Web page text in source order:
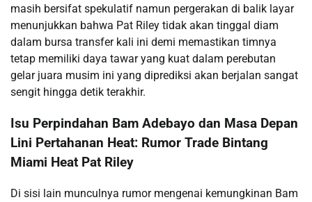
masih bersifat spekulatif namun pergerakan di balik layar
menunjukkan bahwa Pat Riley tidak akan tinggal diam
dalam bursa transfer kali ini demi memastikan timnya
tetap memiliki daya tawar yang kuat dalam perebutan
gelar juara musim ini yang diprediksi akan berjalan sangat
sengit hingga detik terakhir.
Isu Perpindahan Bam Adebayo dan Masa Depan
Lini Pertahanan Heat: Rumor Trade Bintang
Miami Heat Pat Riley
Di sisi lain munculnya rumor mengenai kemungkinan Bam